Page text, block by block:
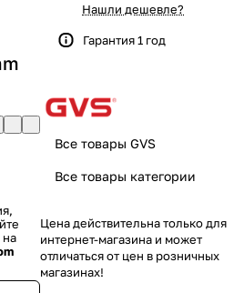
на
Нашли дешевле?
Гарантия 1 год
Все товары GVS
Все товары категории
Цена действительна только для
интернет-магазина и может
отличаться от цен в розничных
магазинах!